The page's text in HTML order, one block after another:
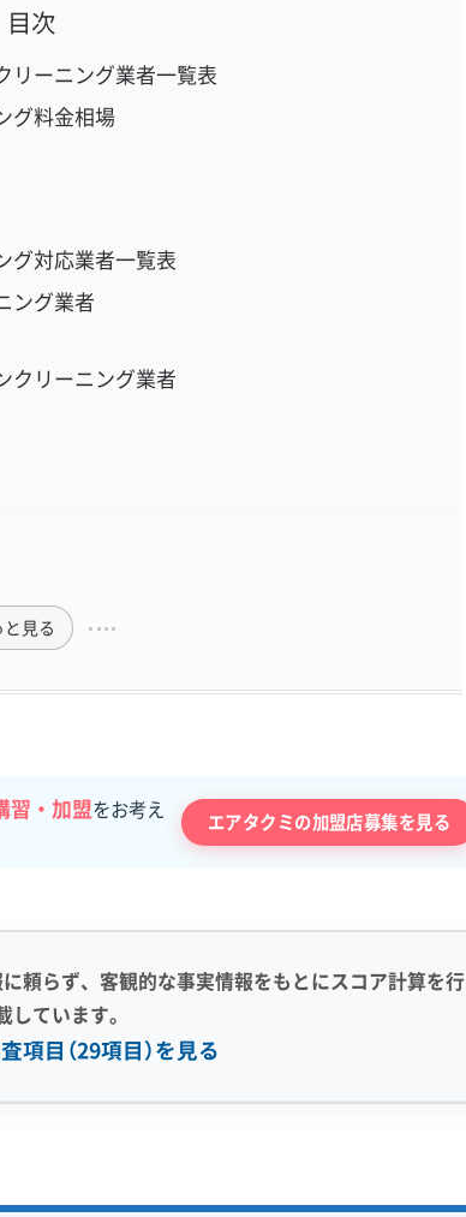
目次
リーニング業者一覧表
グ料金相場
グ対応業者一覧表
ング業者
クリーニング業者
と見る
習・加盟をお考え
エアタクミの加盟店募集を見る
頼らず、客観的な事実情報をもとにスコア計算を行
しています。
項目（29項目）を見る
フォロー
定額料金 複数台割引
初回割引